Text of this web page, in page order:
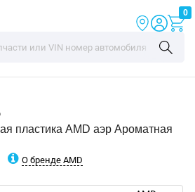
0
пластика AMD аэр Ароматная
О бренде AMD